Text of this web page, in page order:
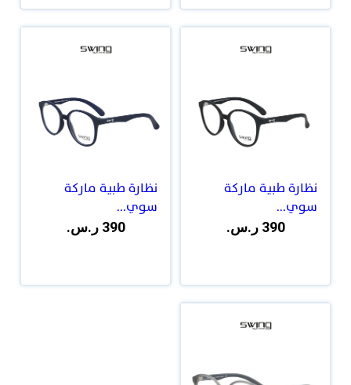
نظارة طبية ماركة
سوي...
390 ر.س.
نظارة طبية ماركة
سوي...
390 ر.س.